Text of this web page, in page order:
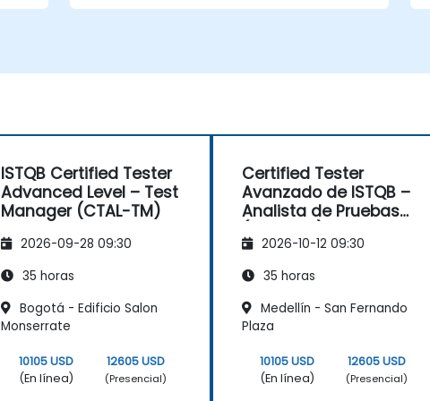
Apoyar actividades de prueba en
TA.
ISTQB Certified Tester
Advanced Level – Test
Manager (CTAL-TM)
2026-09-28 09:30
35 horas
Bogotá - Edificio Salon
Monserrate
10105 USD
(En línea)
12605 USD
(Presencial)
Certified Tester
Avanzado de ISTQB –
Analista de Pruebas
2026-10-12 09:30
35 horas
Medellín - San Fernando
Plaza
10105 USD
(En línea)
12605 USD
(Presencial)